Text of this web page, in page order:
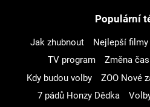
Populární
Jak zhubnout Nejlepší filmy
TV program
Změna
Kdy budou volby
ZOO Nové
7 pádů Honzy Dědka